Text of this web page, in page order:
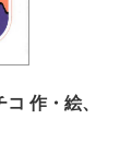
作・絵、